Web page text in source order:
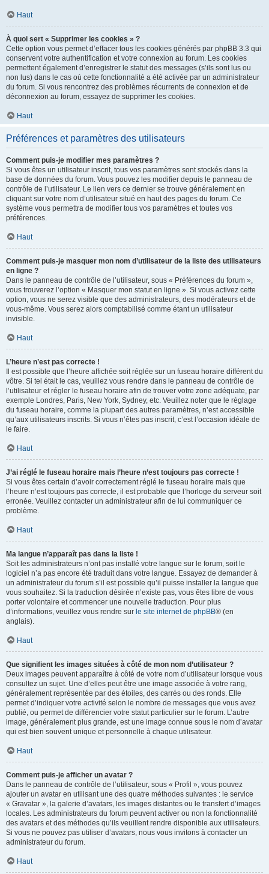
Haut
À quoi sert « Supprimer les cookies » ?
Cette option vous permet d’effacer tous les cookies générés par phpBB 3.3 qui
conservent votre authentification et votre connexion au forum. Les cookies
permettent également d’enregistrer le statut des messages (s’ils sont lus ou
non lus) dans le cas où cette fonctionnalité a été activée par un administrateur
du forum. Si vous rencontrez des problèmes récurrents de connexion et de
déconnexion au forum, essayez de supprimer les cookies.
Haut
Préférences et paramètres des utilisateurs
Comment puis-je modifier mes paramètres ?
Si vous êtes un utilisateur inscrit, tous vos paramètres sont stockés dans la
base de données du forum. Vous pouvez les modifier depuis le panneau de
contrôle de l’utilisateur. Le lien vers ce dernier se trouve généralement en
cliquant sur votre nom d’utilisateur situé en haut des pages du forum. Ce
système vous permettra de modifier tous vos paramètres et toutes vos
préférences.
Haut
Comment puis-je masquer mon nom d’utilisateur de la liste des utilisateurs
en ligne ?
Dans le panneau de contrôle de l’utilisateur, sous « Préférences du forum »,
vous trouverez l’option « Masquer mon statut en ligne ». Si vous activez cette
option, vous ne serez visible que des administrateurs, des modérateurs et de
vous-même. Vous serez alors comptabilisé comme étant un utilisateur
invisible.
Haut
L’heure n’est pas correcte !
Il est possible que l’heure affichée soit réglée sur un fuseau horaire différent du
vôtre. Si tel était le cas, veuillez vous rendre dans le panneau de contrôle de
l’utilisateur et régler le fuseau horaire afin de trouver votre zone adéquate, par
exemple Londres, Paris, New York, Sydney, etc. Veuillez noter que le réglage
du fuseau horaire, comme la plupart des autres paramètres, n’est accessible
qu’aux utilisateurs inscrits. Si vous n’êtes pas inscrit, c’est l’occasion idéale de
le faire.
Haut
J’ai réglé le fuseau horaire mais l’heure n’est toujours pas correcte !
Si vous êtes certain d’avoir correctement réglé le fuseau horaire mais que
l’heure n’est toujours pas correcte, il est probable que l’horloge du serveur soit
erronée. Veuillez contacter un administrateur afin de lui communiquer ce
problème.
Haut
Ma langue n’apparaît pas dans la liste !
Soit les administrateurs n’ont pas installé votre langue sur le forum, soit le
logiciel n’a pas encore été traduit dans votre langue. Essayez de demander à
un administrateur du forum s’il est possible qu’il puisse installer la langue que
vous souhaitez. Si la traduction désirée n’existe pas, vous êtes libre de vous
porter volontaire et commencer une nouvelle traduction. Pour plus
d’informations, veuillez vous rendre sur le site internet de phpBB® (en
anglais).
Haut
Que signifient les images situées à côté de mon nom d’utilisateur ?
Deux images peuvent apparaître à côté de votre nom d’utilisateur lorsque vous
consultez un sujet. Une d’elles peut être une image associée à votre rang,
généralement représentée par des étoiles, des carrés ou des ronds. Elle
permet d’indiquer votre activité selon le nombre de messages que vous avez
publié, ou permet de différencier votre statut particulier sur le forum. L’autre
image, généralement plus grande, est une image connue sous le nom d’avatar
qui est bien souvent unique et personnelle à chaque utilisateur.
Haut
Comment puis-je afficher un avatar ?
Dans le panneau de contrôle de l’utilisateur, sous « Profil », vous pouvez
ajouter un avatar en utilisant une des quatre méthodes suivantes : le service
« Gravatar », la galerie d’avatars, les images distantes ou le transfert d’images
locales. Les administrateurs du forum peuvent activer ou non la fonctionnalité
des avatars et des méthodes qu’ils veuillent rendre disponible aux utilisateurs.
Si vous ne pouvez pas utiliser d’avatars, nous vous invitons à contacter un
administrateur du forum.
Haut